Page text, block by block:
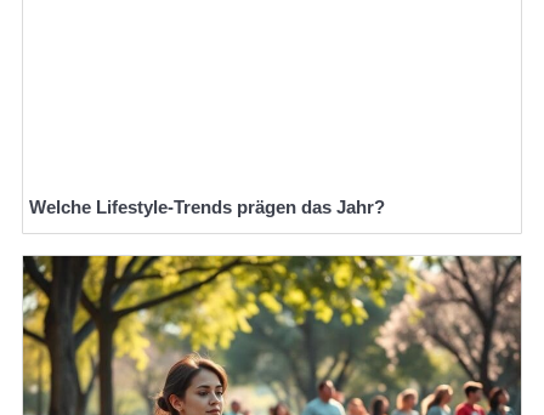
Welche Lifestyle-Trends prägen das Jahr?